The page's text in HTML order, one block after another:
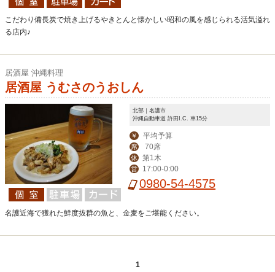
こだわり備長炭で焼き上げるやきとんと懐かしい昭和の風を感じられる活気溢れ
る店内♪
居酒屋 沖縄料理
居酒屋 うむさのうおしん
北部｜名護市
沖縄自動車道 許田I.C. 車15分
￥ 平均予算
席 70席
休 第1木
営 17:00-0:00
0980-54-4575
名護近海で獲れた鮮度抜群の魚と、金麦をご堪能ください。
1